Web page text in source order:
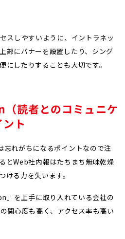
スしやすいように、イントラネッ
部にバナーを設置したり、シング
にしたりすることも大切です。
読者とのコミュニケ
ト
忘れがちになるポイントなので注
とWeb社内報はたちまち無味乾燥
ける力を失います。
を上手に取り入れている会社の
関心度も高く、アクセス率も高い